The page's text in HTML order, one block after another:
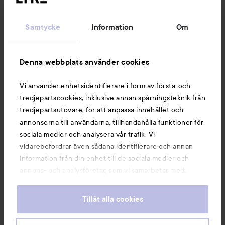
Samtycke Information Om
Denna webbplats använder cookies
Vi använder enhetsidentifierare i form av första-och
tredjepartscookies, inklusive annan spårningsteknik från
tredjepartsutövare, för att anpassa innehållet och
annonserna till användarna, tillhandahålla funktioner för
sociala medier och analysera vår trafik. Vi
vidarebefordrar även sådana identifierare och annan
information från din enhet till de sociala medier och
annons- och analysföretag som vi samarbetar med.
information som du har tillhandahållit eller som de har
våra cookies vid fortsatt användande av vår webbplats.
Tillåt alla cookies
Du kanske också gillar